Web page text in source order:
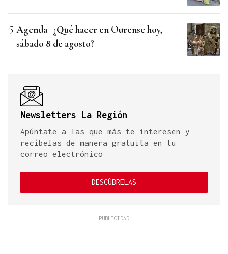
Agenda | ¿Qué hacer en Ourense hoy,
sábado 8 de agosto?
Newsletters La Región
Apúntate a las que más te interesen y
recíbelas de manera gratuita en tu
correo electrónico
DESCÚBRELAS